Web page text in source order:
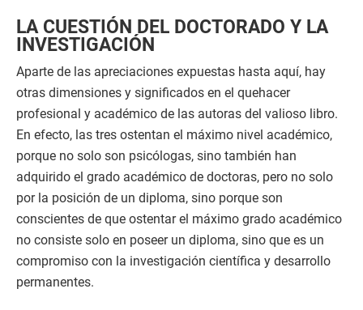
LA CUESTIÓN DEL DOCTORADO Y LA
INVESTIGACIÓN
Aparte de las apreciaciones expuestas hasta aquí, hay
otras dimensiones y significados en el quehacer
profesional y académico de las autoras del valioso libro.
En efecto, las tres ostentan el máximo nivel académico,
porque no solo son psicólogas, sino también han
adquirido el grado académico de doctoras, pero no solo
por la posición de un diploma, sino porque son
conscientes de que ostentar el máximo grado académico
no consiste solo en poseer un diploma, sino que es un
compromiso con la investigación científica y desarrollo
permanentes.